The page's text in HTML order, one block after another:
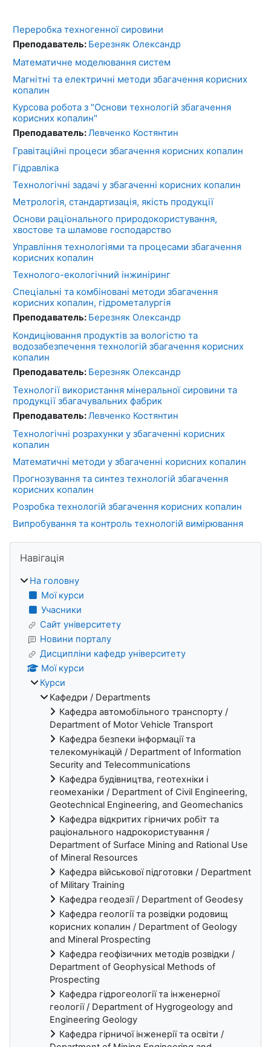
Переробка техногенної сировини
Преподаватель: Березняк Олександр
Математичне моделювання систем
Магнітні та електричні методи збагачення корисних
копалин
Курсова робота з "Основи технологій збагачення
корисних копалин"
Преподаватель:Левченко Костянтин
Гравітаційні процеси збагачення корисних копалин
Гідравліка
Технологічні задачі у збагаченні корисних копалин
Метрологія, стандартизація, якість продукції
Основи раціонального природокористування,
хвостове та шламове господарство
Управління технологіями та процесами збагачення
корисних копалин
Технолого-екологічний інжиніринг
Спеціальні та комбіновані методи збагачення
корисних копалин, гідрометалургія
Преподаватель: Березняк Олександр
Кондиціювання продуктів за вологістю та
водозабезпечення технологій збагачення корисних
копалин
Преподаватель: Березняк Олександр
Технології використання мінеральної сировини та
продукції збагачувальних фабрик
Преподаватель:Левченко Костянтин
Технологічні розрахунки у збагаченні корисних
копалин
Математичні методи у збагаченні корисних копалин
Прогнозування та синтез технологій збагачення
корисних копалин
Розробка технологій збагачення корисних копалин
Випробування та контроль технологій вимірювання
Блоки
Навігація
На головну
Мої курси
Учасники
Сайт університету
Новини порталу
Дисципліни кафедр університету
Мої курси
Курси
Кафедри / Departments
Кафедра автомобільного транспорту /
Department of Motor Vehicle Transport
Кафедра безпеки інформації та
телекомунікацій / Department of Information
Security and Telecommunications
Кафедра будівництва, геотехніки і
геомеханіки / Department of Civil Engineering,
Geotechnical Engineering, and Geomechanics
Кафедра відкритих гірничих робіт та
раціонального надрокористування /
Department of Surface Mining and Rational Use
of Mineral Resources
Кафедра військової підготовки / Department
of Military Training
Кафедра геодезії / Department of Geodesy
Кафедра геології та розвідки родовищ
корисних копалин / Department of Geology
and Mineral Prospecting
Кафедра геофізичних методів розвідки /
Department of Geophysical Methods of
Prospecting
Кафедра гідрогеології та інженерної
геології / Department of Hygrogeology and
Engineering Geology
Кафедра гірничої інженерії та освіти /